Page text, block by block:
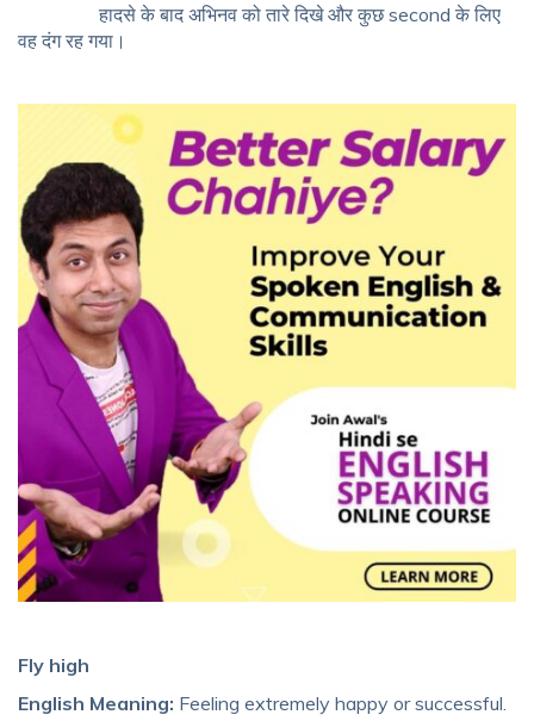
हादसे के बाद अभिनव को तारे दिखे और कुछ second के लिए
वह दंग रह गया।
Fly high
English Meaning: Feeling extremely happy or successful.